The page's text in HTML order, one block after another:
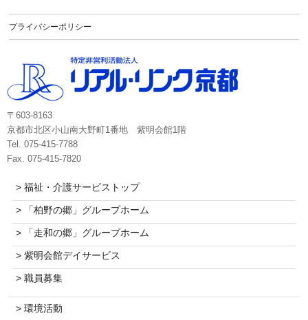
プライバシーポリシー
〒603-8163
京都市北区小山南大野町1番地 紫明会館1階
Tel. 075-415-7788
Fax. 075-415-7820
> 福祉・介護サービストップ
> 「柏野の郷」グループホーム
> 「走和の郷」グループホーム
> 紫明会館デイサービス
> 職員募集
> 環境活動